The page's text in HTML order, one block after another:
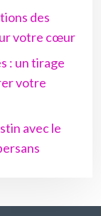
des
votre cœur
: un tirage
votre
avec le